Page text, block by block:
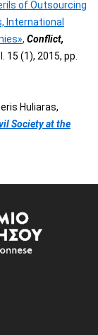
of Outsourcing
International
, Conflict,
15 (1), 2015, pp.
Huliaras,
Society at the